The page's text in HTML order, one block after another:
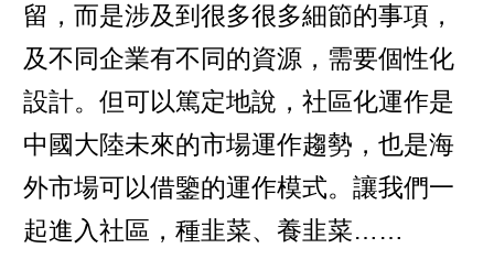
留，而是涉及到很多很多細節的事項，
及不同企業有不同的資源，需要個性化
設計。但可以篤定地說，社區化運作是
中國大陸未來的市場運作趨勢，也是海
外市場可以借鑒的運作模式。讓我們一
起進入社區，種韭菜、養韭菜……